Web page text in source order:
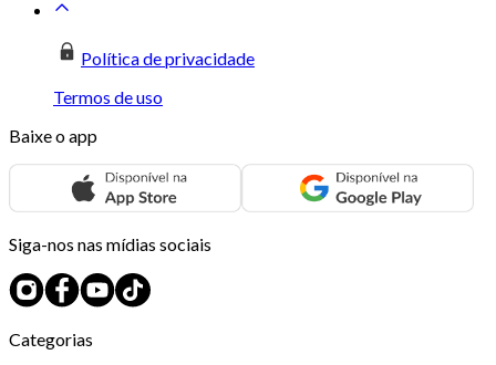
Política de privacidade
Termos de uso
Baixe o app
Siga-nos nas mídias sociais
Categorias